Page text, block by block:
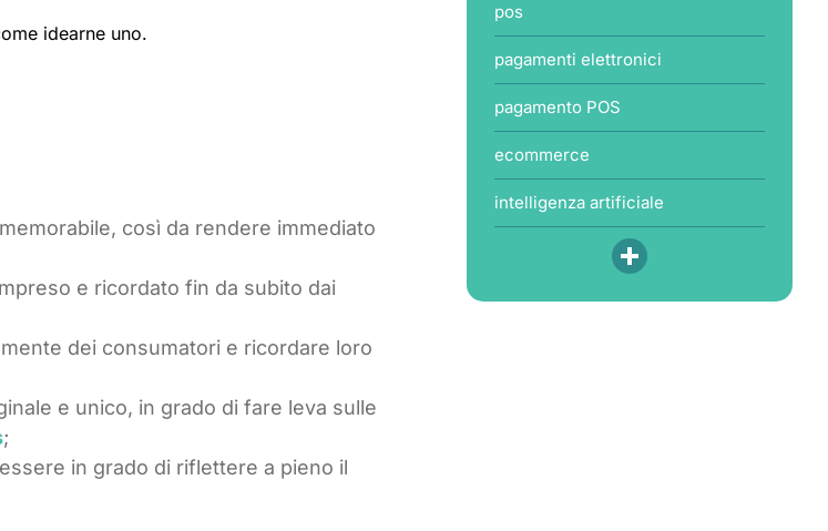
idearne uno.
così da rendere immediato
e ricordato fin da subito dai
dei consumatori e ricordare loro
e unico, in grado di fare leva sulle
;
in grado di riflettere a pieno il
pos
pagamenti elettronici
pagamento POS
ecommerce
intelligenza artificiale